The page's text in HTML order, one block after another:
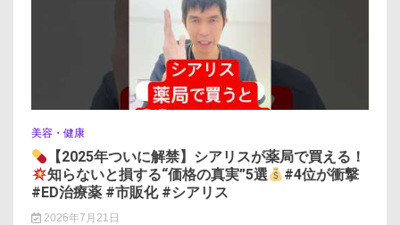
美容・健康
【2025年ついに解禁】シアリスが薬局で買える！
知らないと損する“価格の真実”5選
#4位が衝撃
#ED治療薬 #市販化 #シアリス
2026年7月21日